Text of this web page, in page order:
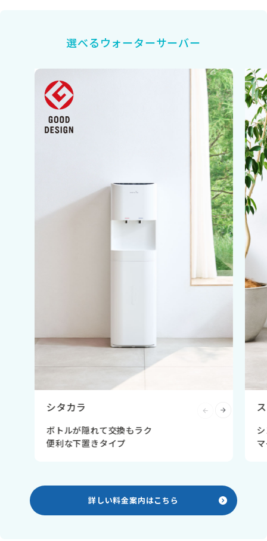
選べるウォーターサーバー
シタカラ
ボトルが隠れて交換もラク
便利な下置きタイプ
詳しい料金案内はこちら